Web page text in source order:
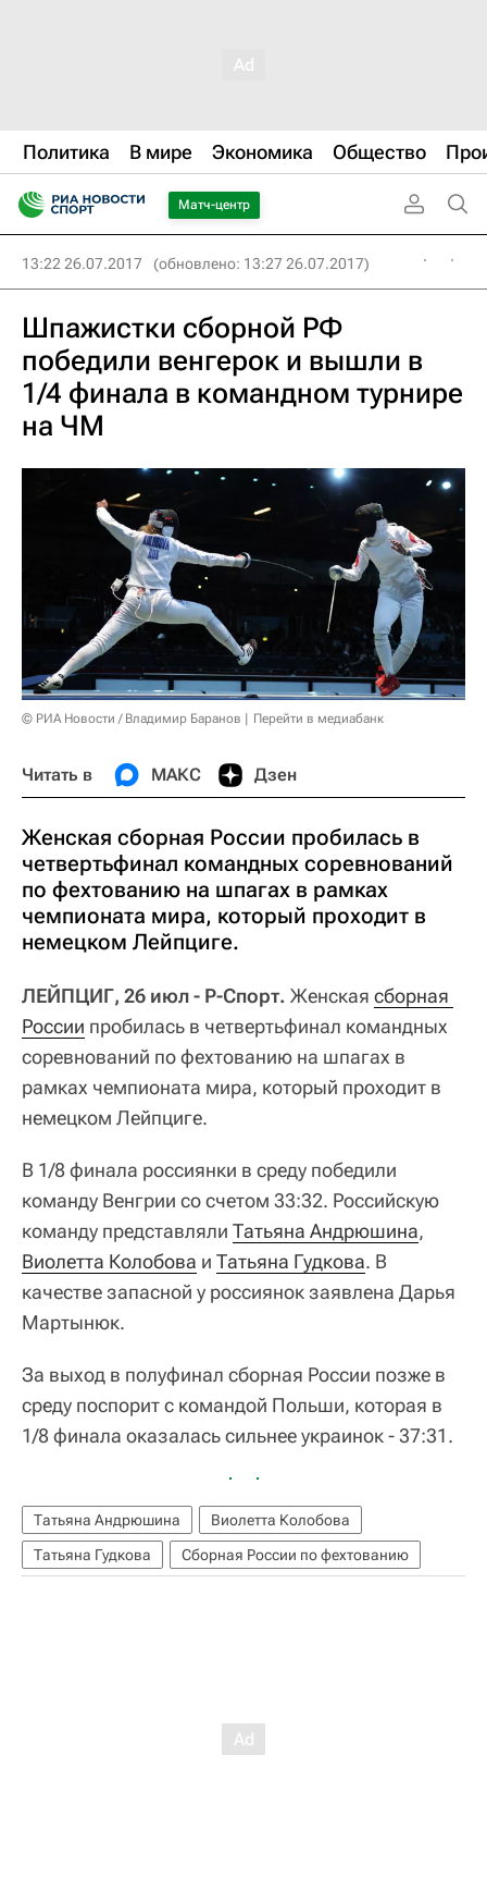
Политика В мире Экономика Общество
Матч-центр
13:22 26.07.2017 (обновлено: 13:27 26.07.2017)
Шпажистки сборной РФ
победили венгерок и вышли в
1/4 финала в командном турнире
на ЧМ
© РИА Новости / Владимир Баранов Перейти в медиабанк
Читать в МАКС Дзен
Женская сборная России пробилась в
четвертьфинал командных соревнований
по фехтованию на шпагах в рамках
чемпионата мира, который проходит в
немецком Лейпциге.
ЛЕЙПЦИГ, 26 июл - Р-Спорт. Женская сборная
России пробилась в четвертьфинал командных
соревнований по фехтованию на шпагах в
рамках чемпионата мира, который проходит в
немецком Лейпциге.
В 1/8 финала россиянки в среду победили
команду Венгрии со счетом 33:32. Российскую
команду представляли Татьяна Андрюшина,
Виолетта Колобова и Татьяна Гудкова. В
качестве запасной у россиянок заявлена Дарья
Мартынюк.
За выход в полуфинал сборная России позже в
среду поспорит с командой Польши, которая в
1/8 финала оказалась сильнее украинок - 37:31.
Татьяна Андрюшина
Виолетта Колобова
Татьяна Гудкова
Сборная России по фехтованию